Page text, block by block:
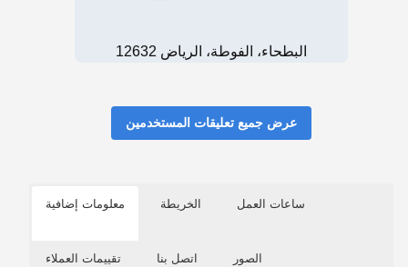
البطحاء، الفوطة، الرياض 12632
عرض جميع تعليقات المستخدمين
معلومات إضافية الخريطة ساعات العمل
تقييمات العملاء اتصل بنا الصور